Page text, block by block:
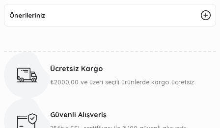
Önerileriniz
Ücretsiz Kargo
₺2000,00 ve üzeri seçili ürünlerde kargo ücretsiz
Güvenli Alışveriş